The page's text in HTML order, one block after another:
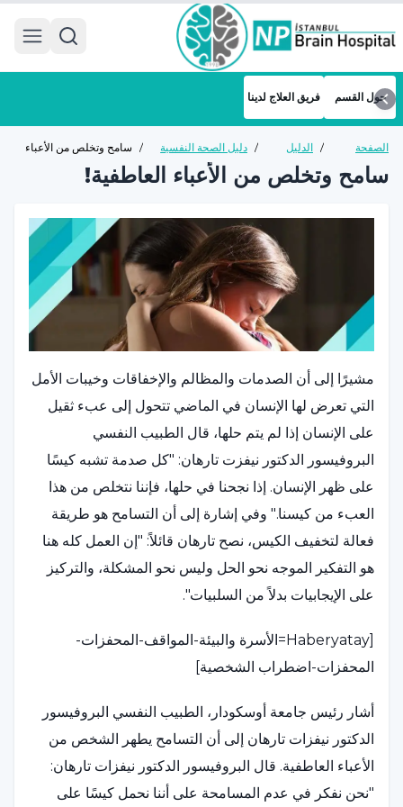
حول القسم فريق العلاج لدينا
الصفحة
الرئيسية
/ الدليل
الصحي
/ دليل الصحة النفسية
للبالغين
/ سامح وتخلص من الأعباء
العاطفية!
سامح وتخلص من الأعباء العاطفية!
مشيرًا إلى أن الصدمات والمظالم والإخفاقات وخيبات الأمل
التي تعرض لها الإنسان في الماضي تتحول إلى عبء ثقيل
على الإنسان إذا لم يتم حلها، قال الطبيب النفسي
البروفيسور الدكتور نيفزت تارهان: "كل صدمة تشبه كيسًا
على ظهر الإنسان. إذا نجحنا في حلها، فإننا نتخلص من هذا
العبء من كيسنا." وفي إشارة إلى أن التسامح هو طريقة
فعالة لتخفيف الكيس، نصح تارهان قائلاً: "إن العمل كله هنا
هو التفكير الموجه نحو الحل وليس نحو المشكلة، والتركيز
على الإيجابيات بدلاً من السلبيات".
[Haberyatay=الأسرة والبيئة-المواقف-المحفزات-
المحفزات-اضطراب الشخصية]
أشار رئيس جامعة أوسكودار، الطبيب النفسي البروفيسور
الدكتور نيفزات تارهان إلى أن التسامح يطهر الشخص من
الأعباء العاطفية. قال البروفيسور الدكتور نيفزات تارهان:
"نحن نفكر في عدم المسامحة على أننا نحمل كيسًا على